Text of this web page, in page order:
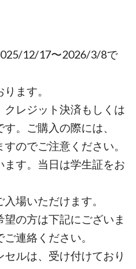
12/17〜2026/3/8で
ます。
クレジット決済もしくは
。ご購入の際には、
のでご注意ください。
ます。当日は学生証をお
場いただけます。
望の方は下記にございま
連絡ください。
セルは、受け付けており